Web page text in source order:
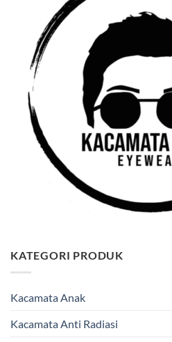
KATEGORI PRODUK
Kacamata Anak
Kacamata Anti Radiasi